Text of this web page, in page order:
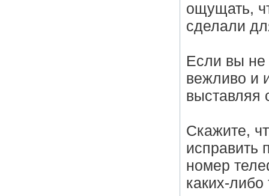
ощущать,
сделали
Если вы не
вежливо и
выставляя
Скажите,
исправить
номер
каких-